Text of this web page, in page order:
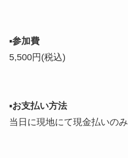
▪︎参加費
5,500円(税込)
▪︎お支払い方法
当日に現地にて現金払いのみ